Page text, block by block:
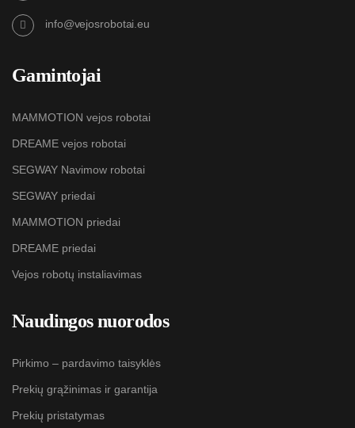
info@vejosrobotai.eu
Gamintojai
MAMMOTION vejos robotai
DREAME vejos robotai
SEGWAY Navimow robotai
SEGWAY priedai
MAMMOTION priedai
DREAME priedai
Vejos robotų instaliavimas
Naudingos nuorodos
Pirkimo – pardavimo taisyklės
Prekių grąžinimas ir garantija
Prekių pristatymas